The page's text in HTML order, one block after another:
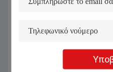
Αυτόματος καθαρισμός Inkjet